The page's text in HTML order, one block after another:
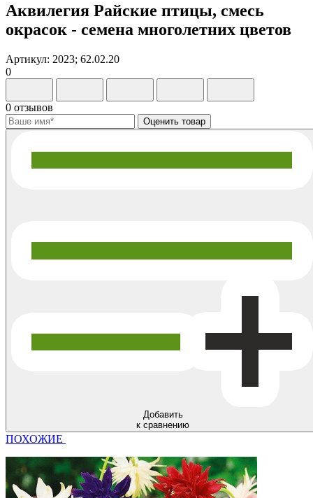
Аквилегия Райские птицы, смесь
окрасок - семена многолетних цветов
Артикул: 2023; 62.02.20
0
0 отзывов
Добавить
к сравнению
ПОХОЖИЕ